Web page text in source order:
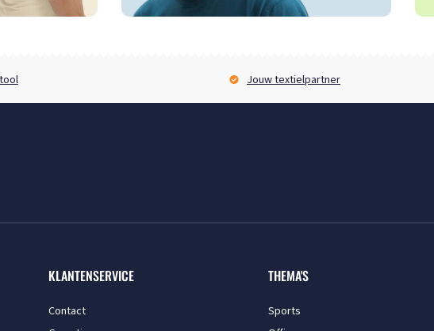
Jouw textielpartner
KLANTENSERVICE
Contact
THEMA'S
Sports